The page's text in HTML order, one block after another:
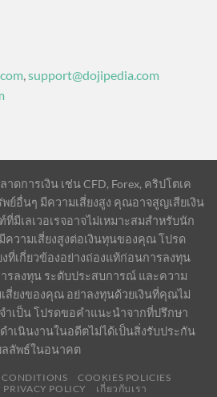
support@dojipedia.com
ดการเงิน เช่น CFD, Forex, คริปโตเค
ย์อื่นๆ มีความเสี่ยงสูง คุณอาจสูญเสียเงิน
มีเลเวอเรจอาจไม่เหมาะสมสำหรับนัก
ความเสี่ยงสูงต่อเงินทุนของคุณ โปรด
ที่เกี่ยวข้องอย่างถ่องแท้ก่อนการลงทุน
รลงทุน ระดับประสบการณ์ และความ
สี่ยงของคุณ อย่าลงทุนด้วยเงินที่คุณไม่
ำเป็น โปรดขอคำแนะนำจากที่ปรึกษา
ำเนินงานในอดีตไม่ได้เป็นสิ่งรับประกัน
ลลัพธ์ในอนาคต
CONDITIONS
COOKIES POLICIES
PRIVACY POLICY เกี่ยวกับเรา